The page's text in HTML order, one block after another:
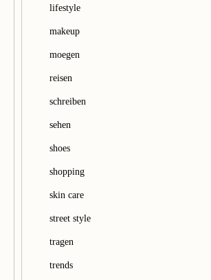
lifestyle
makeup
moegen
reisen
schreiben
sehen
shoes
shopping
skin care
street style
tragen
trends